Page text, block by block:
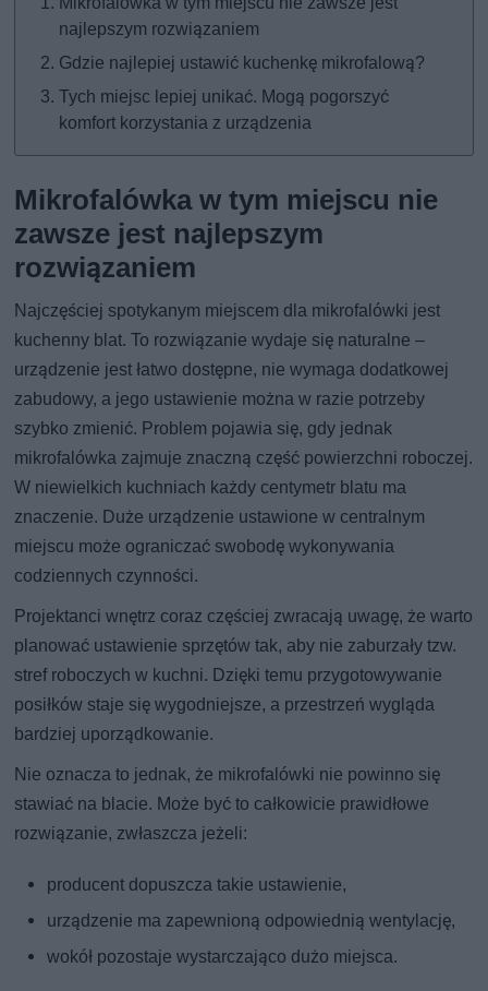
najlepszym rozwiązaniem
Gdzie najlepiej ustawić kuchenkę mikrofalową?
Tych miejsc lepiej unikać. Mogą pogorszyć
komfort korzystania z urządzenia
Mikrofalówka w tym miejscu nie
zawsze jest najlepszym
rozwiązaniem
Najczęściej spotykanym miejscem dla mikrofalówki jest
kuchenny blat. To rozwiązanie wydaje się naturalne –
urządzenie jest łatwo dostępne, nie wymaga dodatkowej
zabudowy, a jego ustawienie można w razie potrzeby
szybko zmienić. Problem pojawia się, gdy jednak
mikrofalówka zajmuje znaczną część powierzchni roboczej.
W niewielkich kuchniach każdy centymetr blatu ma
znaczenie. Duże urządzenie ustawione w centralnym
miejscu może ograniczać swobodę wykonywania
codziennych czynności.
Projektanci wnętrz coraz częściej zwracają uwagę, że warto
planować ustawienie sprzętów tak, aby nie zaburzały tzw.
stref roboczych w kuchni. Dzięki temu przygotowywanie
posiłków staje się wygodniejsze, a przestrzeń wygląda
bardziej uporządkowanie.
Nie oznacza to jednak, że mikrofalówki nie powinno się
stawiać na blacie. Może być to całkowicie prawidłowe
rozwiązanie, zwłaszcza jeżeli:
producent dopuszcza takie ustawienie,
urządzenie ma zapewnioną odpowiednią wentylację,
wokół pozostaje wystarczająco dużo miejsca.